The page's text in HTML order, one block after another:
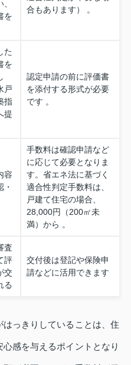
を
合もあります） 。
た
を
戸
指
提
認定申請の前に評価書
を添付する形式が必要
です 。
容
・
手数料は確認申請など
に応じて必要となりま
す。省エネ法に基づく
適合性判定手数料は、
戸建て住宅の場合、
28,000円（200㎡未
満）から 。
査
評
交
る
交付後は登記や保険申
請などに活用できます
っきりしていることは、住
感を与えるポイントとなり